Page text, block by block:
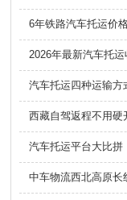
2026年最新汽车托
汽车托运四种运输方
汽车托运平台大比拼
中车物流西北高原长